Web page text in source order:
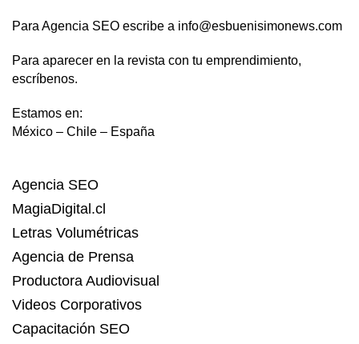
Para Agencia SEO escribe a info@esbuenisimonews.com
Para aparecer en la revista con tu emprendimiento,
escríbenos.
Estamos en:
México – Chile – España
Agencia SEO
MagiaDigital.cl
Letras Volumétricas
Agencia de Prensa
Productora Audiovisual
Videos Corporativos
Capacitación SEO